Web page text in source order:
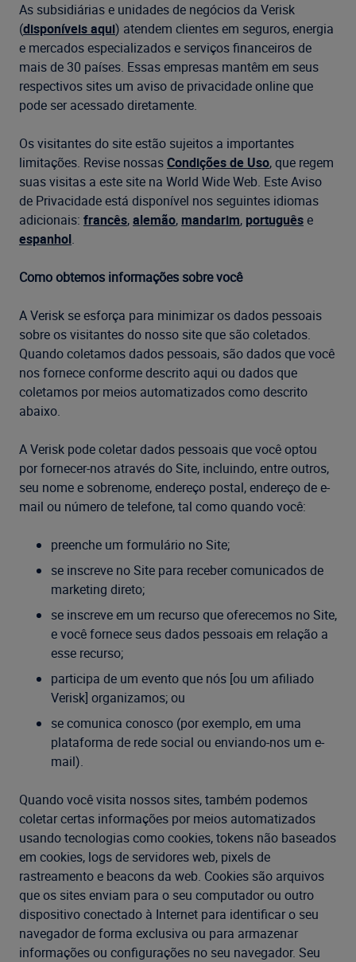
As subsidiárias e unidades de negócios da Verisk
(disponíveis aqui) atendem clientes em seguros, energia
e mercados especializados e serviços financeiros de
mais de 30 países. Essas empresas mantêm em seus
respectivos sites um aviso de privacidade online que
pode ser acessado diretamente.
Os visitantes do site estão sujeitos a importantes
limitações. Revise nossasCondições de Uso, que regem
suas visitas a este site na World Wide Web. Este Aviso
de Privacidade está disponível nos seguintes idiomas
adicionais: francês,alemão, mandarim, portuguêse
espanhol.
Como obtemos informações sobre você
A Verisk se esforça para minimizar os dados pessoais
sobre os visitantes do nosso site que são coletados.
Quando coletamos dados pessoais, são dados que você
nos fornece conforme descrito aqui ou dados que
coletamos por meios automatizados como descrito
abaixo.
A Verisk pode coletar dados pessoais que você optou
por fornecer-nos através do Site, incluindo, entre outros,
seu nome e sobrenome, endereço postal, endereço de e-
mail ou número de telefone, tal como quando você:
preenche um formulário no Site;
se inscreve no Site para receber comunicados de
marketing direto;
se inscreve em um recurso que oferecemos no Site,
e você fornece seus dados pessoais em relação a
esse recurso;
participa de um evento que nós [ou um afiliado
Verisk] organizamos; ou
se comunica conosco (por exemplo, em uma
plataforma de rede social ou enviando-nos um e-
mail).
Quando você visita nossos sites, também podemos
coletar certas informações por meios automatizados
usando tecnologias como cookies, tokens não baseados
em cookies, logs de servidores web, pixels de
rastreamento e beacons da web. Cookies são arquivos
que os sites enviam para o seu computador ou outro
dispositivo conectado à Internet para identificar o seu
navegador de forma exclusiva ou para armazenar
informações ou configurações no seu navegador. Seu